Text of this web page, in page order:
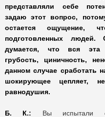
представляли себе
задаю этот вопрос,
остается ощущение,
подготовленных
думается, что вся эта
грубость, циничность,
данном случае сработать
шокирующее цепляет,
равнодушия.
Б. К.: Вы испытали